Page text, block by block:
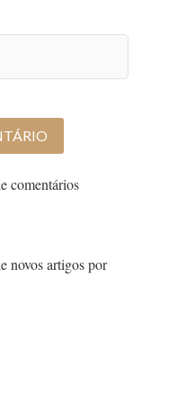
comentários
novos artigos por